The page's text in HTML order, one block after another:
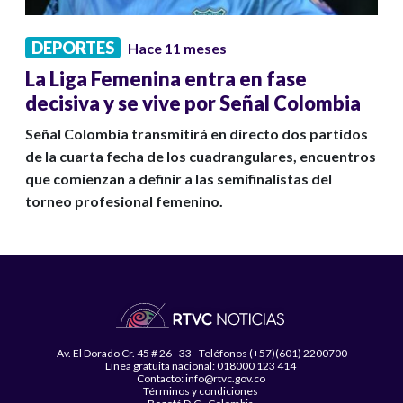
DEPORTES Hace 11 meses
La Liga Femenina entra en fase
decisiva y se vive por Señal Colombia
Señal Colombia transmitirá en directo dos partidos
de la cuarta fecha de los cuadrangulares, encuentros
que comienzan a definir a las semifinalistas del
torneo profesional femenino.
Av. El Dorado Cr. 45 # 26 - 33 - Teléfonos (+57)(601) 2200700
Línea gratuita nacional: 018000 123 414
Contacto: info@rtvc.gov.co
Términos y condiciones